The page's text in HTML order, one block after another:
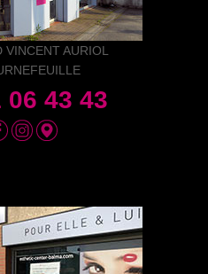
VINCENT AURIOL
06 43 43